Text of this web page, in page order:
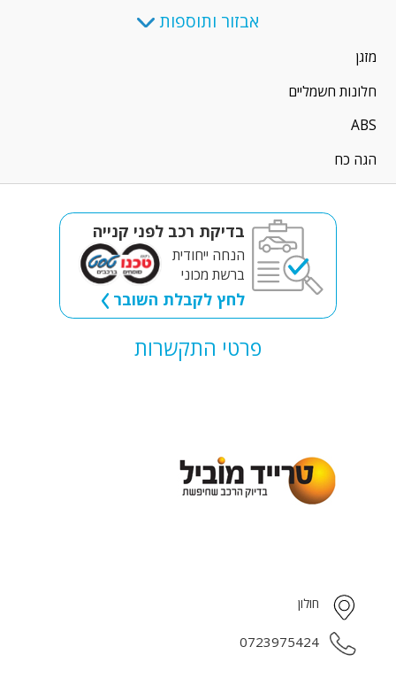
אבזור ותוספות
מזגן
חלונות חשמליים
ABS
הגה כח
בדיקת רכב לפני קנייה
הנחה ייחודית
ברשת מכוני
לחץ לקבלת השובר
פרטי התקשרות
חולון
0723975424